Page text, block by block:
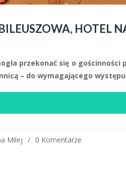
HOTEL
przekonać się o gościnności
– do wymagającego
Milej 0 Komentarze